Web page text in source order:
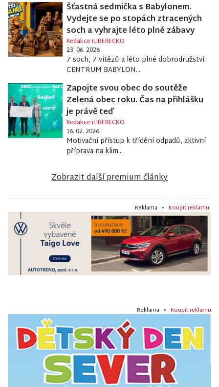
Šťastná sedmička s Babylonem.
Vydejte se po stopách ztracených
soch a vyhrajte léto plné zábavy
Redakce iLIBERECKO
23. 06. 2026
7 soch, 7 vítězů a léto plné dobrodružství.
CENTRUM BABYLON...
Zapojte svou obec do soutěže
Zelená obec roku. Čas na přihlášku
je právě teď
Redakce iLIBERECKO
16. 02. 2026
Motivační přístup k třídění odpadů, aktivní
příprava na klim...
Zobrazit další premium články
Reklama • Koupit reklamu
Reklama • Koupit reklamu